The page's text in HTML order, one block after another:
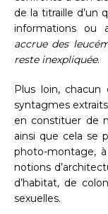
de la titraille d’un
informations ou
accrue des
reste inexpliquée.
Plus loin,
syntagmes
en constituer de
ainsi que cela se
photo-montage,
notions
d’habitat, de
sexuelles.